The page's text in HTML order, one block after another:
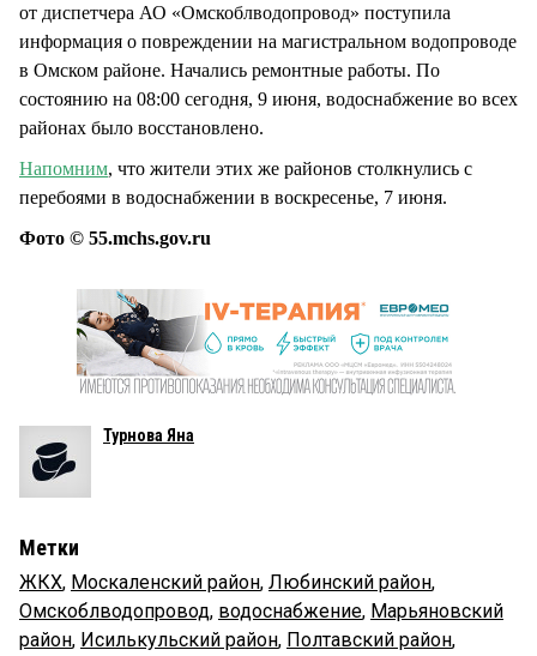
от диспетчера АО «Омскоблводопровод» поступила
информация о повреждении на магистральном водопроводе
в Омском районе. Начались ремонтные работы. По
состоянию на 08:00 сегодня, 9 июня, водоснабжение во всех
районах было восстановлено.
Напомним, что жители этих же районов столкнулись с
перебоями в водоснабжении в воскресенье, 7 июня.
Фото © 55.mchs.gov.ru
Турнова Яна
Метки
ЖКХ, Москаленский район, Любинский район,
Омскоблводопровод, водоснабжение, Марьяновский
район, Исилькульский район, Полтавский район,